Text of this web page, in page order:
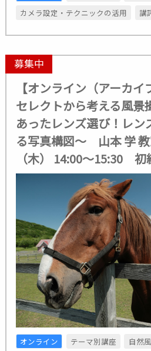
カメラ設定・テクニックの活用 講
募集中
【オンライン（アーカ
セレクトから考える風景
あったレンズ選び！レン
る写真構図～ 山本 学
（木） 14:00～15:30 初
オンライン テーマ別講座
自然